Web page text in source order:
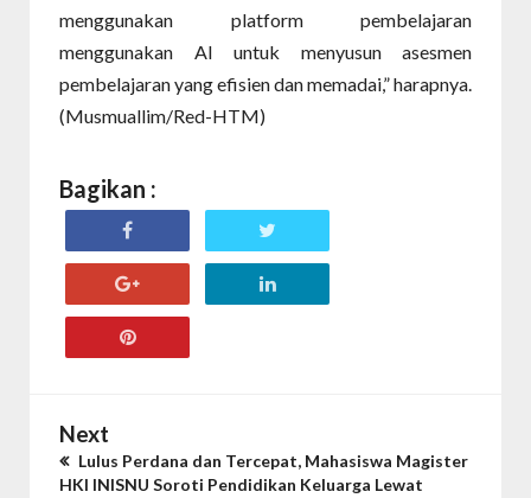
menggunakan platform pembelajaran
menggunakan AI untuk menyusun asesmen
pembelajaran yang efisien dan memadai,” harapnya.
(Musmuallim/Red-HTM)
Bagikan :
Next
Lulus Perdana dan Tercepat, Mahasiswa Magister
HKI INISNU Soroti Pendidikan Keluarga Lewat